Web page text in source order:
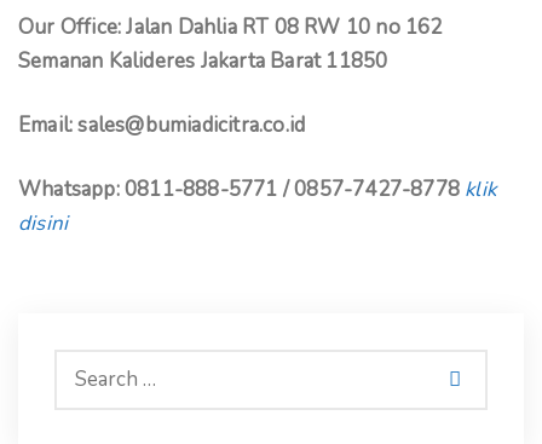
Our Office: Jalan Dahlia RT 08 RW 10 no 162
Semanan Kalideres Jakarta Barat 11850
Email: sales@bumiadicitra.co.id
Whatsapp: 0811-888-5771 / 0857-7427-8778 klik
disini